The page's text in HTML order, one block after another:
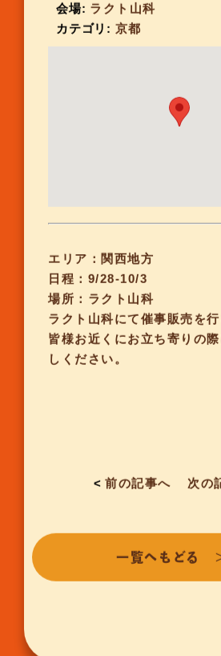
会場: ラクト山科
カテゴリ: 京都
エリア：関西地方
日程：9/28-10/3
場所：ラクト山科
ラクト山科にて催事販売を行
皆様お近くにお立ち寄りの
しください。
<前の記事へ 次の
一覧へもどる